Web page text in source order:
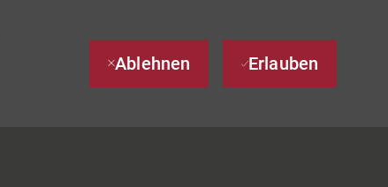
Ablehnen Erlauben